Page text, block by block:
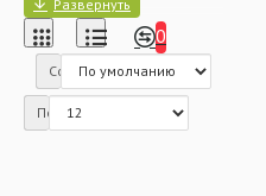
Всё для оснасток
0
Сортировка:
Показать: